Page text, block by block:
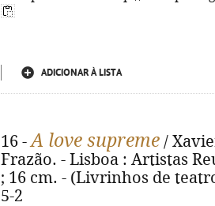
ADICIONAR À LISTA
16 -A love supreme /
Frazão. - Lisboa : Artistas
; 16 cm. - (Livrinhos de
5-2